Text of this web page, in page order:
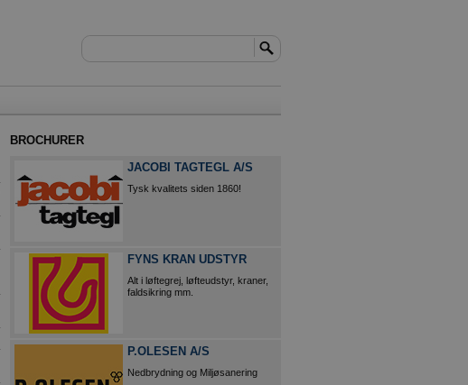
BROCHURER
JACOBI TAGTEGL A/S
Tysk kvalitets siden 1860!
FYNS KRAN UDSTYR
Alt i løftegrej, løfteudstyr, kraner,
faldsikring mm.
P.OLESEN A/S
Nedbrydning og Miljøsanering